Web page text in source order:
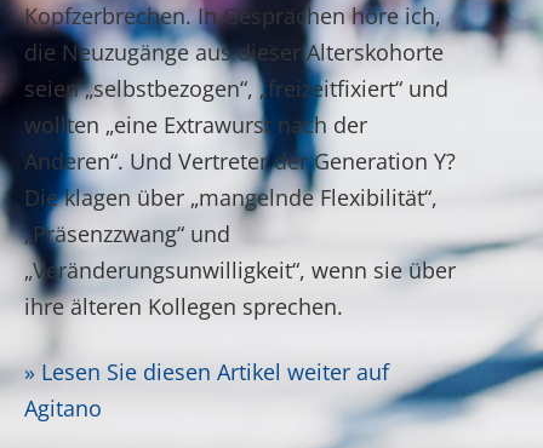
Kopfzerbrechen. In Gesprächen höre ich,
die Neuzugänge aus dieser Alterskohorte
seien „selbstbezogen“, „freizeitfixiert“ und
wollten „eine Extrawurst nach der
Anderen“. Und Vertreter der Generation Y?
Die klagen über „mangelnde Flexibilität“,
„Präsenzzwang“ und
„Veränderungsunwilligkeit“, wenn sie über
ihre älteren Kollegen sprechen.
» Lesen Sie diesen Artikel weiter auf
Agitano